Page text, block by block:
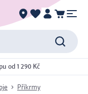
od 1 290 Kč
Příkrmy